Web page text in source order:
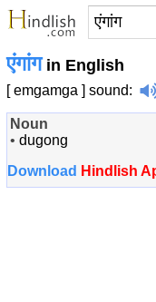
एंगांगin English
[ emgamga ] sound:
Noun
• dugong
Download Hindlish